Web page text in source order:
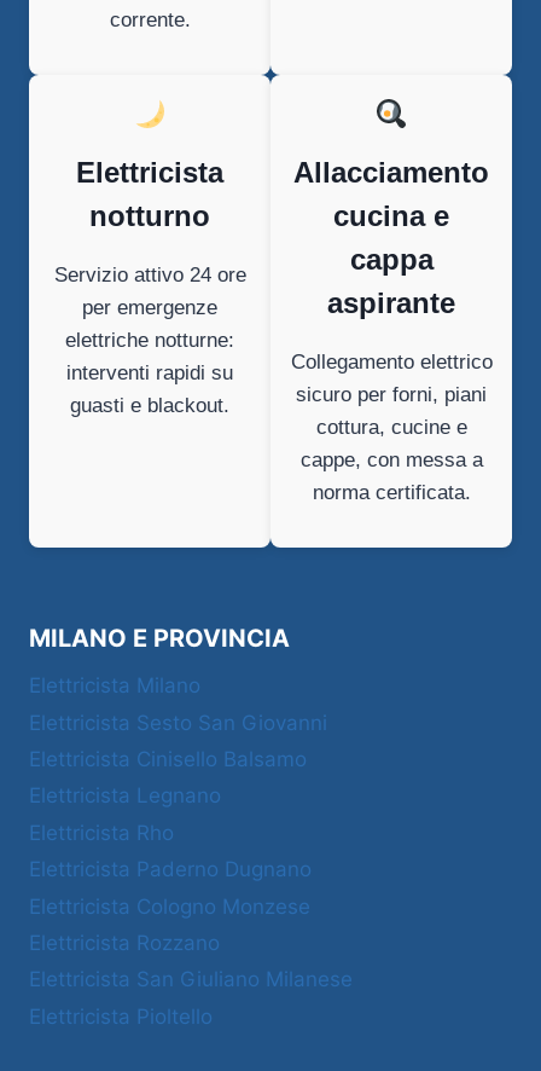
corrente.
Elettricista
notturno
Servizio attivo 24 ore
per emergenze
elettriche notturne:
interventi rapidi su
guasti e blackout.
Allacciamento
cucina e
cappa
aspirante
Collegamento elettrico
sicuro per forni, piani
cottura, cucine e
cappe, con messa a
norma certificata.
MILANO E PROVINCIA
Elettricista Milano
Elettricista Sesto San Giovanni
Elettricista Cinisello Balsamo
Elettricista Legnano
Elettricista Rho
Elettricista Paderno Dugnano
Elettricista Cologno Monzese
Elettricista Rozzano
Elettricista San Giuliano Milanese
Elettricista Pioltello